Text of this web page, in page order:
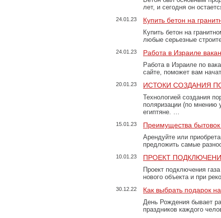
лет, и сегодня он
24.01.23 Купить бетон на
Купить бетон на
любые серьезные
24.01.23 Работа в Израиле
Работа в Израиле по
сайте, поможет вам
20.01.23 ИСТОКИ СОЗДАНИЯ
Технологией создания
поляризации (по
египтяне. …
15.01.23 Преимущества
Арендуйте или
предложить самые
10.01.23 ПРОЕКТ
Проект подключения
нового объекта и при
30.12.22 Как выбрать подарок
День Рождения бывает
праздников каждого